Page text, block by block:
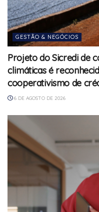
GESTÃO & NEGÓCIOS
Projeto do Sicredi de
climáticas é
cooperativismo de
6 DE AGOSTO DE 2026